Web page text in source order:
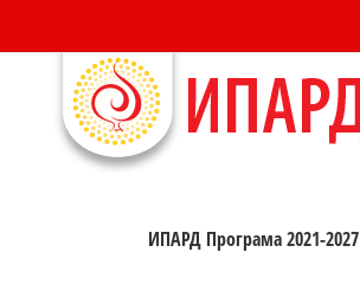
content
ИПАРД Програма 2021-2027